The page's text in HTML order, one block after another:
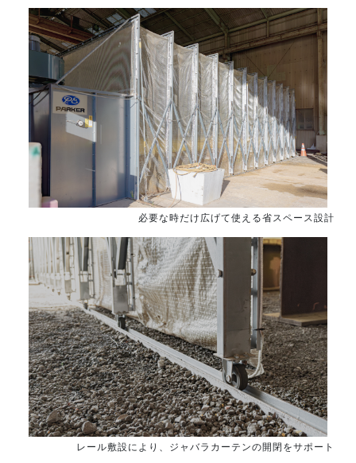
必要な時だけ広げて使える省スペース設計
レール敷設により、ジャバラカーテンの開閉をサポート